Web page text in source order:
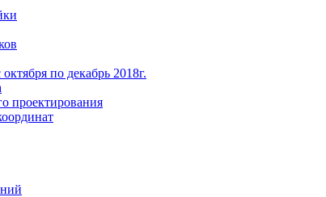
по декабрь 2018г.
проектирования